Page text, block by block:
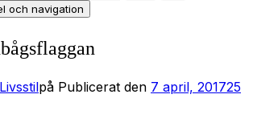
och navigation
Livsstilpå Publicerat den 7 april, 201725